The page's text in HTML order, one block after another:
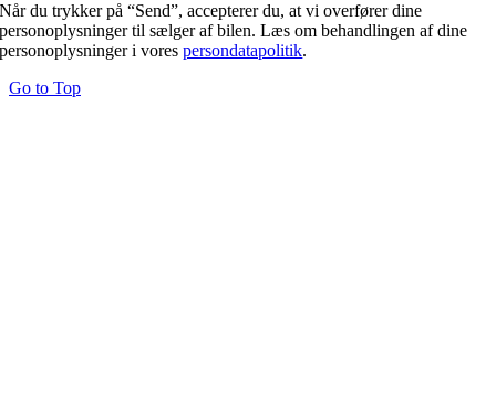
Når du trykker på “Send”, accepterer du, at vi overfører dine
personoplysninger til sælger af bilen. Læs om behandlingen af dine
personoplysninger i vorespersondatapolitik.
Go to Top